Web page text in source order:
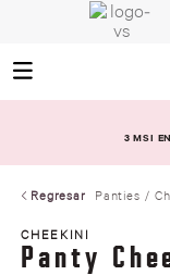
3 MSI
Regresar Panties
CHEEKINI
Panty